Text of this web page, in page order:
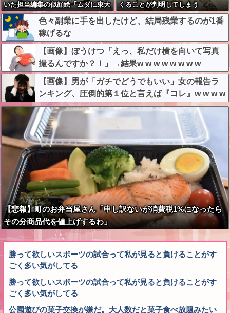
いた担当編集の似顔絵「ムダに東大
卒」
くることが判明してしまう
色々副業に手を出したけど、結局残業するのが1番
稼げるな
【画像】ぼうけつ「えっ、私だけ横を向いて写真
撮るんですか？！」→結果w w w w w w w w
【画像】男が「ガチでどうでもいい」女の報告ラ
ンキング、圧倒的第１位と言えば『コレ』w w w w
w w w w w w
【悲報】町のお弁当屋さん「申し訳ないが消費税1%になったら
その分商品代を値上げするわ」
勝って欲しいスポーツの試合って私が見ると負けることがす
ごく多い気がしてる
勝って欲しいスポーツの試合って私が見ると負けることがす
ごく多い気がしてる
公園遊びの菓子交換が嫌だ。大人数だと菓子食べ放題みたい